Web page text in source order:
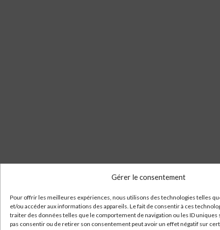
Gérer le consentement
Pour offrir les meilleures expériences, nous utilisons des technologies telles
et/ou accéder aux informations des appareils. Le fait de consentir à ces
traiter des données telles que le comportement de navigation ou les ID uniques
pas consentir ou de retirer son consentement peut avoir un effet négatif sur